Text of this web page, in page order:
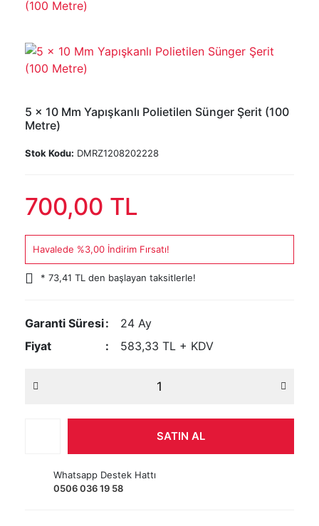
5 x 10 Mm Yapışkanlı Polietilen Sünger Şerit (100
Metre)
Stok Kodu: DMRZ1208202228
700,00 TL
Havalede %3,00 İndirim Fırsatı!
* 73,41 TL den başlayan taksitlerle!
Garanti Süresi
24 Ay
Fiyat
583,33 TL + KDV
SATIN AL
Whatsapp Destek Hattı
0506 036 19 58